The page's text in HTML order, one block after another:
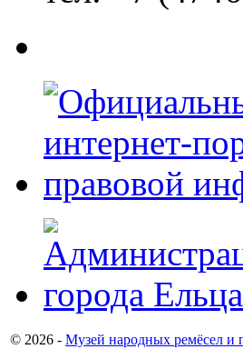
© 2026 - Музей народных ремёсел и